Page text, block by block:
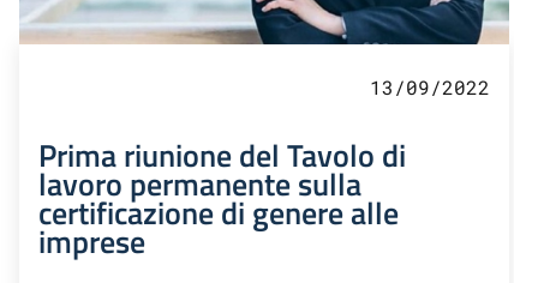
13/09/2022
Prima riunione del Tavolo di
lavoro permanente sulla
certificazione di genere alle
imprese